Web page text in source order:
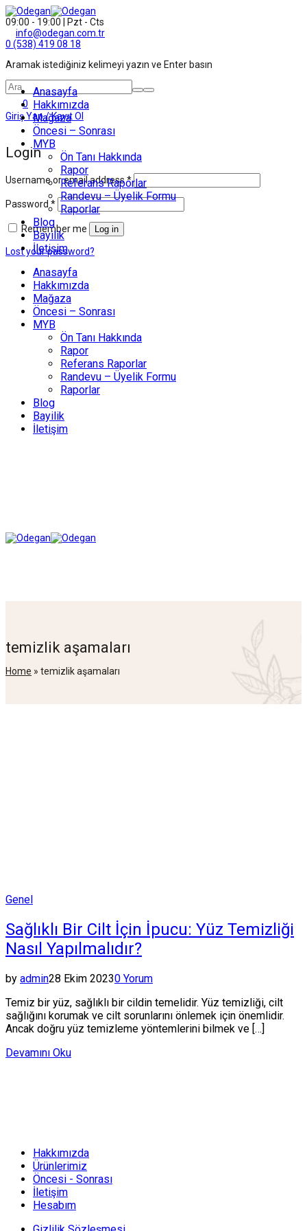
09:00 - 19:00 | Pzt - Cts
info@odegan.com.tr
0 (538) 419 08 18
Aramak istediğiniz kelimeyi yazın ve Enter basın
0
Giriş Yap / Kayıt Ol
Login
Username or email address*
Password *
Remember me Log in
Lost your password?
Anasayfa
Hakkımızda
Mağaza
Öncesi – Sonrası
MYB
Ön Tanı Hakkında
Rapor
Referans Raporlar
Randevu – Üyelik Formu
Raporlar
Blog
Bayilik
İletişim
Anasayfa
Hakkımızda
Mağaza
Öncesi – Sonrası
MYB
Ön Tanı Hakkında
Rapor
Referans Raporlar
Randevu – Üyelik Formu
Raporlar
Blog
Bayilik
İletişim
temizlik aşamaları
Home » temizlik aşamaları
Posted
Genel
Sağlıklı Bir Cilt İçin İpucu: Yüz Temizliği
Nasıl Yapılmalıdır?
by admin28 Ekim 20230 Yorum
Temiz bir yüz, sağlıklı bir cildin temelidir. Yüz temizliği, cilt
sağlığını korumak ve cilt sorunlarını önlemek için önemlidir.
Ancak doğru yüz temizleme yöntemlerini bilmek ve […]
Devamını Oku
Hakkımızda
Ürünlerimiz
Öncesi - Sonrası
İletişim
Hesabım